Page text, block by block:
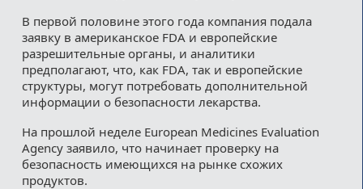
В первой половине этого года компания подала
заявку в американское FDA и европейские
разрешительные органы, и аналитики
предполагают, что, как FDA, так и европейские
структуры, могут потребовать дополнительной
информации о безопасности лекарства.
На прошлой неделе European Medicines Evaluation
Agency заявило, что начинает проверку на
безопасность имеющихся на рынке схожих
продуктов.